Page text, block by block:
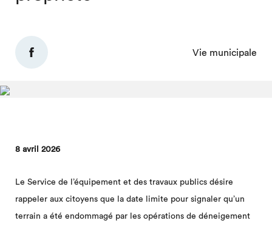
Vie municipale
8 avril 2026
Le Service de l’équipement et des travaux publics désire
rappeler aux citoyens que la date limite pour signaler qu’un
terrain a été endommagé par les opérations de déneigement